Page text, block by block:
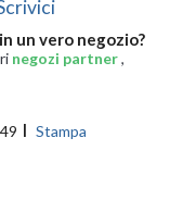
un vero negozio?
negozi partner,
Stampa